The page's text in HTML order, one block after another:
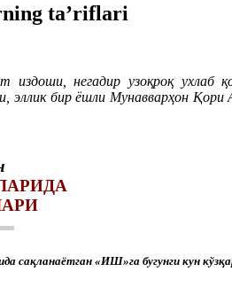
ta’riflari
негадир узоқроқ ухлаб
бир ёшли Мунавварҳон Қори
сақланаётган «ИШ»га бугунги кун